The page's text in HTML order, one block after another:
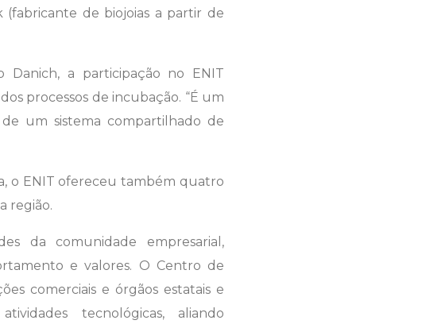
(fabricante de biojoias a partir de
a participação no ENIT
processos de incubação. “É um
um sistema compartilhado de
o ENIT ofereceu também quatro
região.
da comunidade empresarial,
e valores. O Centro de
comerciais e órgãos estatais e
tecnológicas, aliando